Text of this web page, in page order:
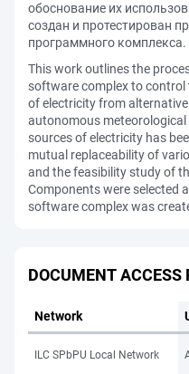
обоснование их
создан и протестирован
программного комплекса.
This work outlines the
software complex to
of electricity from
autonomous
sources of electricity has
mutual replaceability of
and the feasibility study of
Components were selected
software complex was
DOCUMENT ACCESS
Network
ILC SPbPU Local Network